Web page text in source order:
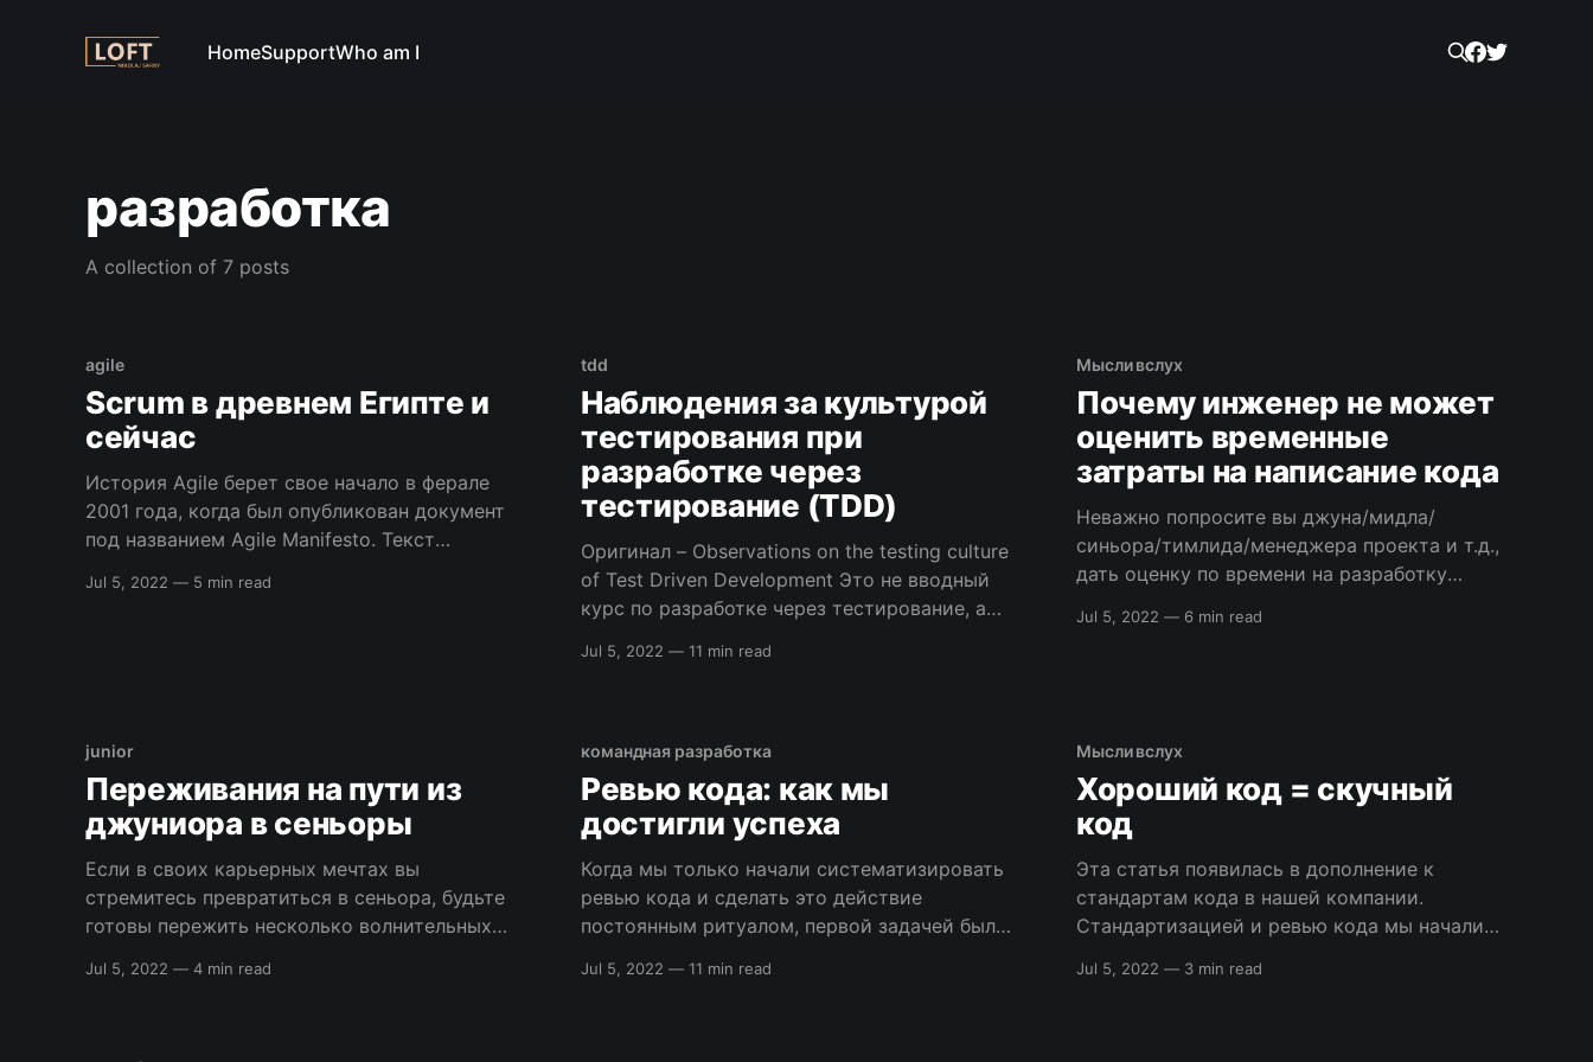
HomeSupportWho am I
разработка
A collection of 7 posts
agile
Scrum в древнем Египте и
сейчас
История Agile берет свое начало в ферале
2001 года, когда был опубликован документ
под названием Agile Manifesto. Текст
философских формул (простота – искусство
Документ является странным не только
содержанием, но
Jul 5, 2022 — 5 min read
tdd
Наблюдения за культурой
тестирования при
разработке через
тестирование (TDD)
Оригинал – Observations on the testing culture
of Test Driven Development Это не вводный
курс по разработке через тестирование, а
перезагрузки этой дисциплины и проблемах
обеспечения – автор методологии
разработки через тестирование (TDD) в ее
современном понимании.
Jul 5, 2022 — 11 min read
Мысли вслух
Почему инженер не может
оценить временные
затраты на написание кода
Неважно попросите вы джуна/мидла/
синьора/тимлида/менеджера проекта и т.д.,
дать оценку по времени на разработку
получите быстрого, легкого и точного
знать сколько понадобится
Jul 5, 2022 — 6 min read
junior
Переживания на пути из
джуниора в сеньоры
Если в своих карьерных мечтах вы
стремитесь превратиться в сеньора, будьте
готовы пережить несколько волнительных
программного обеспечения мечтает
Jul 5, 2022 — 4 min read
командная разработка
Ревью кода: как мы
достигли успеха
Когда мы только начали систематизировать
ревью кода и сделать это действие
постоянным ритуалом, первой задачей было
будет взять на вооружение. Тут пригодился
Jul 5, 2022 — 11 min read
Мысли вслух
Хороший код = скучный
код
Эта статья появилась в дополнение к
стандартам кода в нашей компании.
Стандартизацией и ревью кода мы начали
работы, когда я стал тим-лидом команды и
Jul 5, 2022 — 3 min read